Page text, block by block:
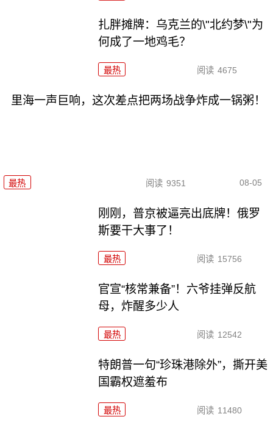
扎胖摊牌：乌克兰的\"北约梦\"为
何成了一地鸡毛？
最热 阅读 4675
里海一声巨响，这次差点把两场战争炸成一锅粥！
最热 阅读 9351 08-05
刚刚，普京被逼亮出底牌！俄罗
斯要干大事了！
最热 阅读 15756
官宣“核常兼备”！六爷挂弹反航
母，炸醒多少人
最热 阅读 12542
特朗普一句“珍珠港除外”，撕开美
国霸权遮羞布
最热 阅读 11480